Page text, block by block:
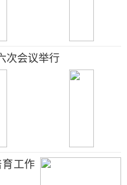
次会议举行
工作